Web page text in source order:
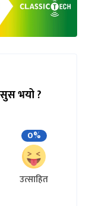
भयो ?
0%
उत्साहित